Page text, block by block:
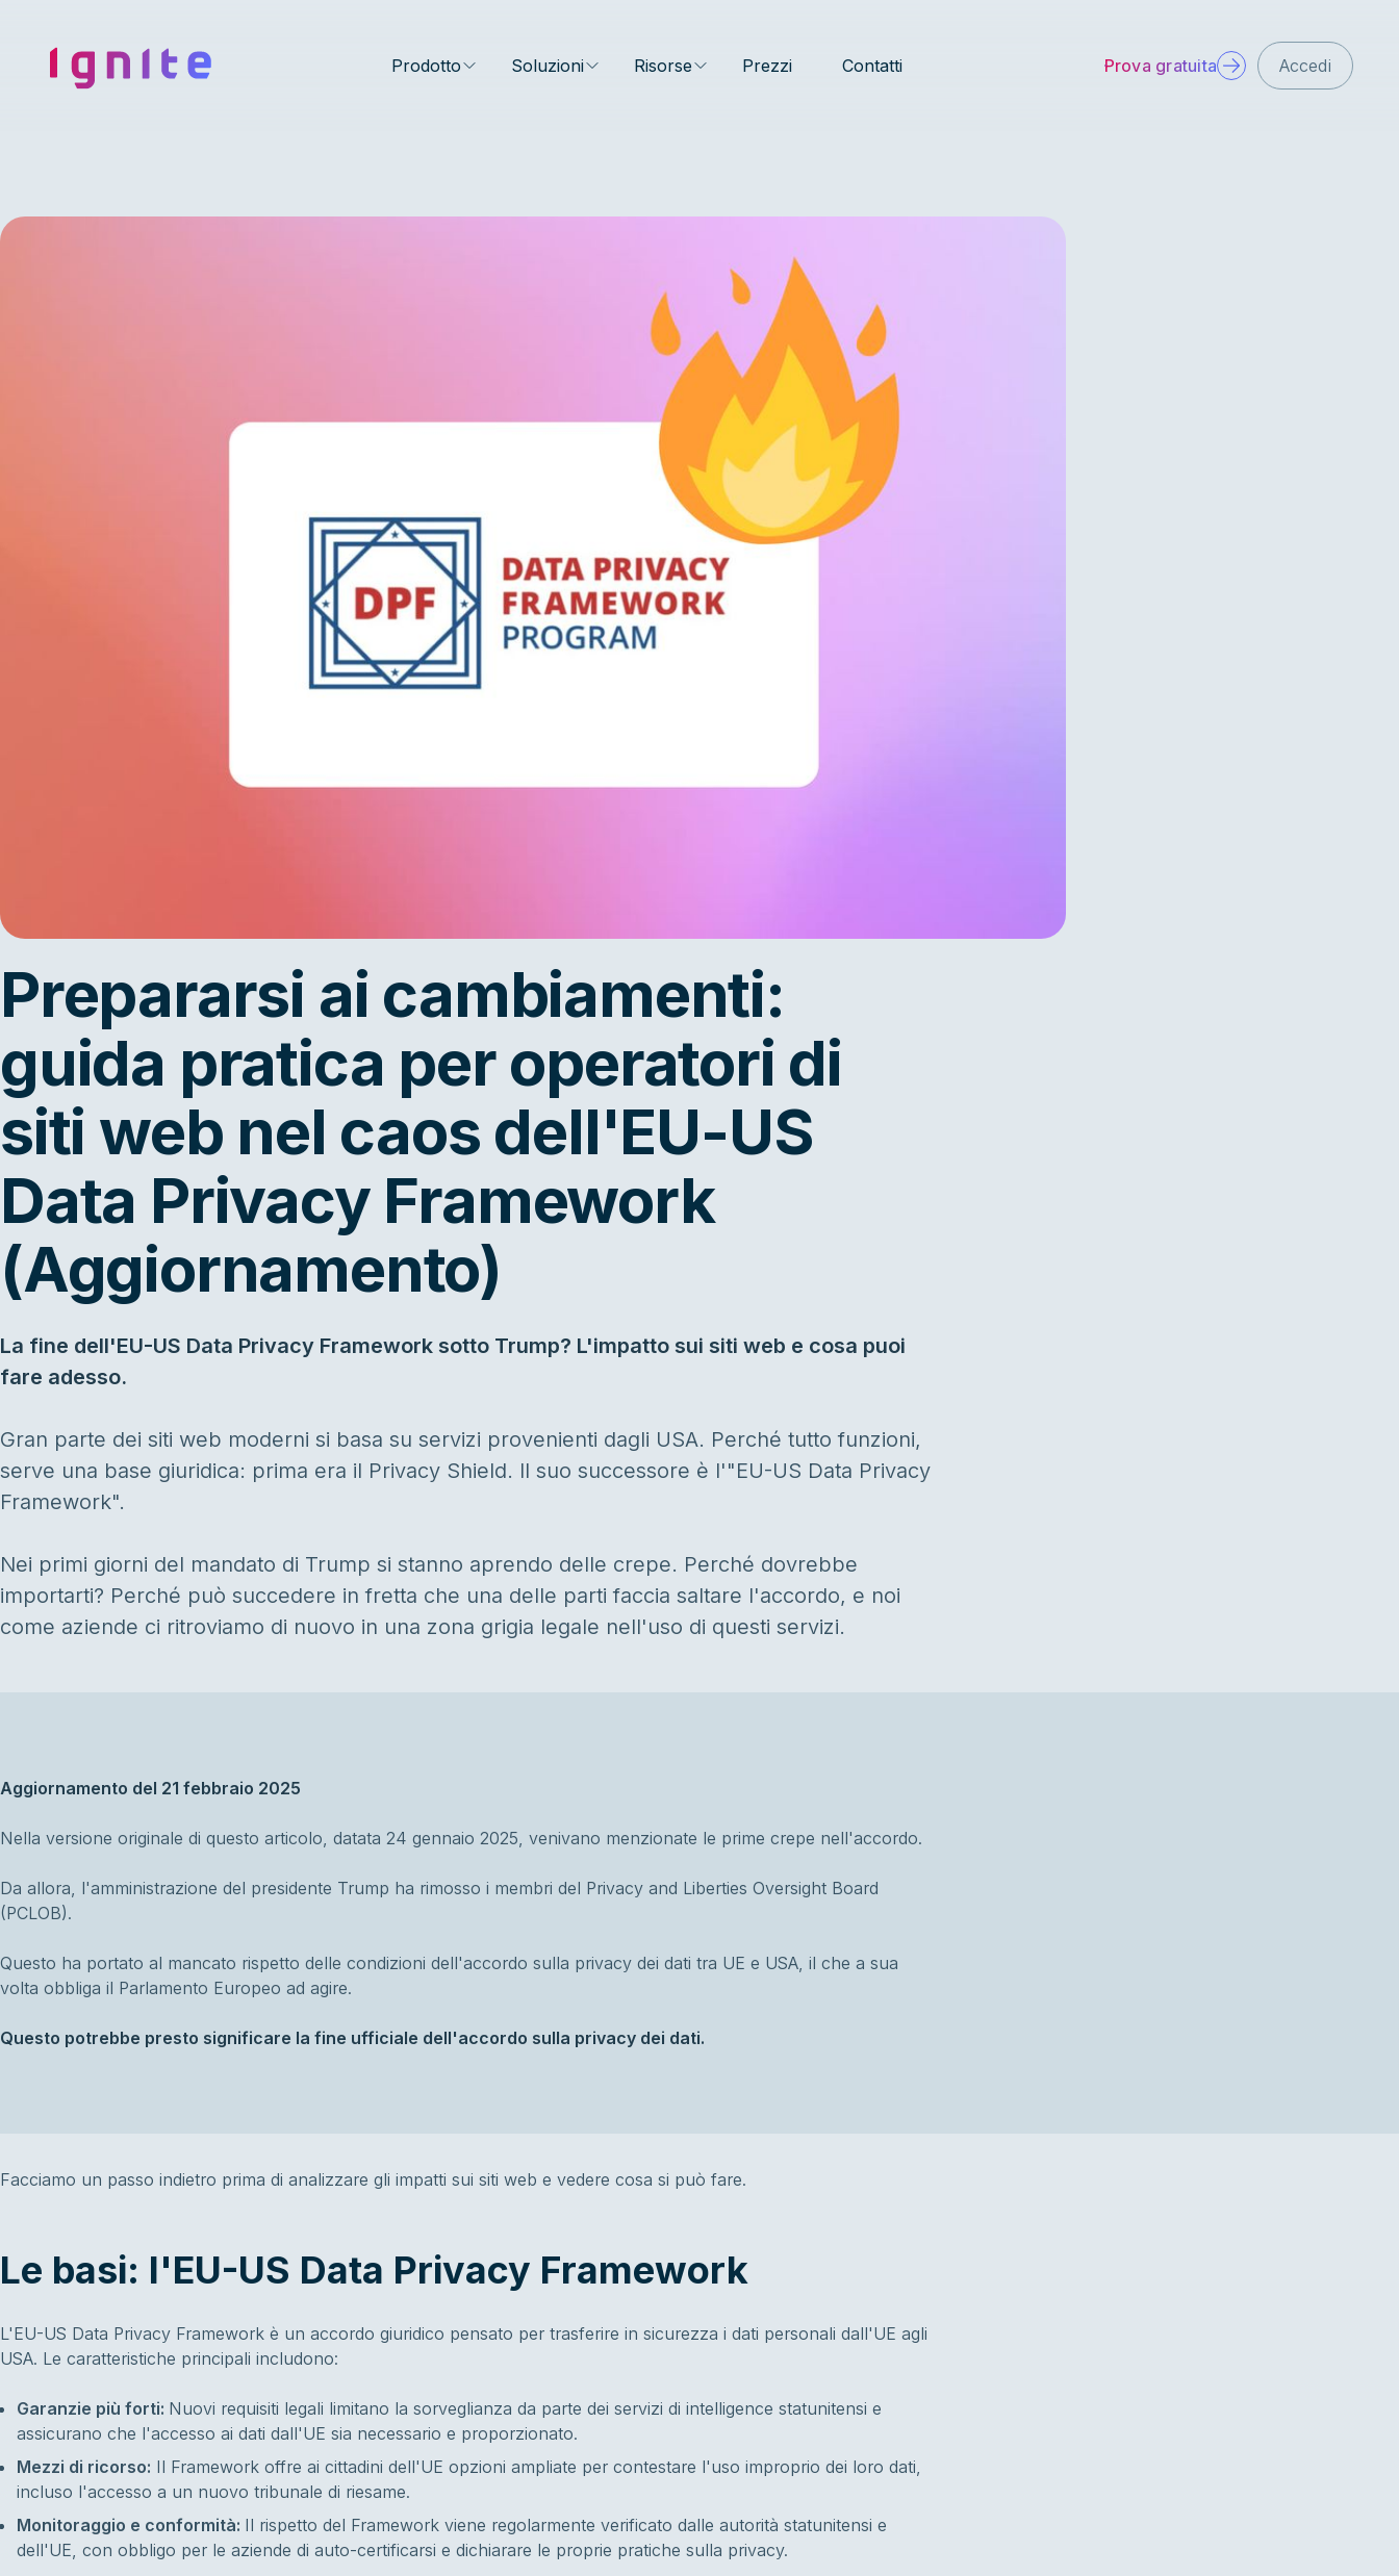
Ignite • Video Experience Cloud Prodotto Soluzioni Risorse Prezzi Contatti Prova gratuita Accedi
Prepararsi ai cambiamenti:
guida pratica per operatori di
siti web nel caos dell'EU-US
Data Privacy Framework
(Aggiornamento)
La fine dell'EU-US Data Privacy Framework sotto Trump? L'impatto sui siti web e cosa puoi
fare adesso.
Gran parte dei siti web moderni si basa su servizi provenienti dagli USA. Perché tutto funzioni,
serve una base giuridica: prima era il Privacy Shield. Il suo successore è l'"EU-US Data Privacy
Framework".
Nei primi giorni del mandato di Trump si stanno aprendo delle crepe. Perché dovrebbe
importarti? Perché può succedere in fretta che una delle parti faccia saltare l'accordo, e noi
come aziende ci ritroviamo di nuovo in una zona grigia legale nell'uso di questi servizi.
Aggiornamento del 21 febbraio 2025
Nella versione originale di questo articolo, datata 24 gennaio 2025, venivano menzionate le prime crepe nell'accordo.
Da allora, l'amministrazione del presidente Trump ha rimosso i membri del Privacy and Liberties Oversight Board
(PCLOB).
Questo ha portato al mancato rispetto delle condizioni dell'accordo sulla privacy dei dati tra UE e USA, il che a sua
volta obbliga il Parlamento Europeo ad agire.
Questo potrebbe presto significare la fine ufficiale dell'accordo sulla privacy dei dati.
Facciamo un passo indietro prima di analizzare gli impatti sui siti web e vedere cosa si può fare.
Le basi: l'EU-US Data Privacy Framework
L'EU-US Data Privacy Framework è un accordo giuridico pensato per trasferire in sicurezza i dati personali dall'UE agli
USA. Le caratteristiche principali includono:
Garanzie più forti: Nuovi requisiti legali limitano la sorveglianza da parte dei servizi di intelligence statunitensi e
assicurano che l'accesso ai dati dall'UE sia necessario e proporzionato.
Mezzi di ricorso: Il Framework offre ai cittadini dell'UE opzioni ampliate per contestare l'uso improprio dei loro dati,
incluso l'accesso a un nuovo tribunale di riesame.
Monitoraggio e conformità: Il rispetto del Framework viene regolarmente verificato dalle autorità statunitensi e
dell'UE, con obbligo per le aziende di auto-certificarsi e dichiarare le proprie pratiche sulla privacy.